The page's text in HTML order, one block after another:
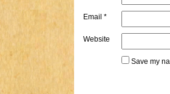
Email *
Website
Save my